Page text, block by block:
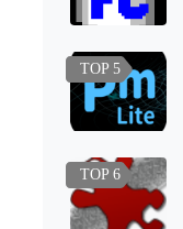
TOP 5
TOP 6